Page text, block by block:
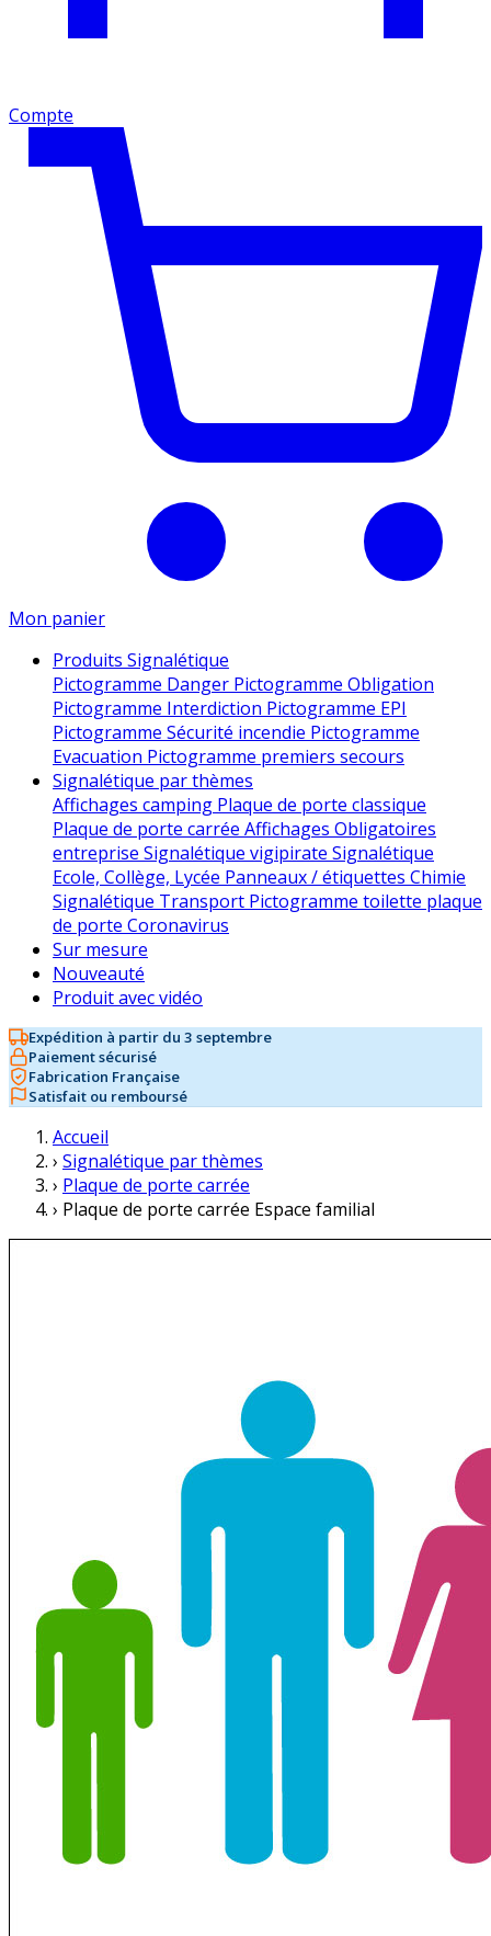
Compte
Mon panier
Produits Signalétique
Pictogramme Danger Pictogramme Obligation
Pictogramme Interdiction Pictogramme EPI
Pictogramme Sécurité incendie Pictogramme
Evacuation Pictogramme premiers secours
Signalétique par thèmes
Affichages camping Plaque de porte classique
Plaque de porte carrée Affichages Obligatoires
entreprise Signalétique vigipirate Signalétique
Ecole, Collège, Lycée Panneaux / étiquettes Chimie
Signalétique Transport Pictogramme toilette plaque
de porte Coronavirus
Sur mesure
Nouveauté
Produit avec vidéo
Expédition à partir du 3 septembre
Paiement sécurisé
Fabrication Française
Satisfait ou remboursé
Accueil
› Signalétique par thèmes
› Plaque de porte carrée
› Plaque de porte carrée Espace familial